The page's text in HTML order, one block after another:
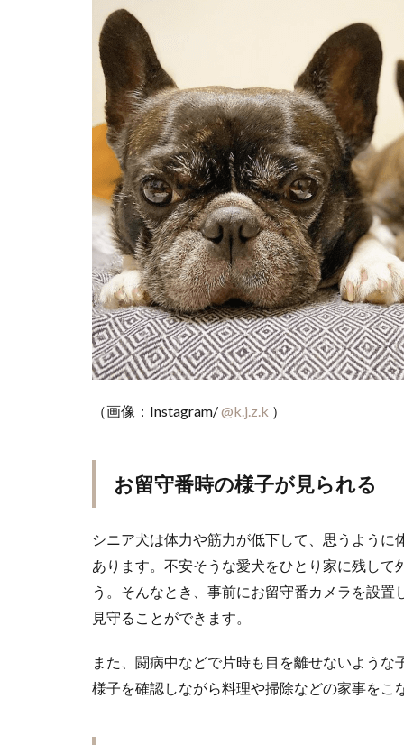
（画像：Instagram/@k.j.z.k ）
お留守番時の様子が見られる
シニア犬は体力や筋力が低下して、思うよう
あります。不安そうな愛犬をひとり家に残し
う。そんなとき、事前にお留守番カメラを設
見守ることができます。
また、闘病中などで片時も目を離せないよう
様子を確認しながら料理や掃除などの家事をこ